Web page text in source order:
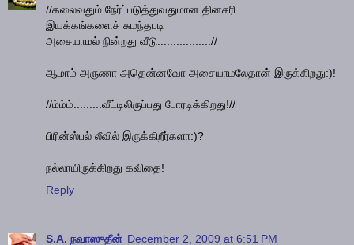
//கலைவதும் நேர்ப்படுத்துவதுமான தினசரி
இயக்கங்களைச் சுமந்தபடி
அசையாமல் நின்றது வீடு.................//
ஆமாம் அருணா அதென்னவோ அசையாமலேதான் இருக்கிறது:)!
//ம்ம்ம்.........வீட்டிலிருப்பது போரடிக்கிறது!//
பிரின்ஸ்பல் லீவில் இருக்கிறீர்களா:)?
நல்லாயிருக்கிறது கவிதை!
Reply
S.A. நவாஸுதீன் December 2, 2009 at 6:51 PM